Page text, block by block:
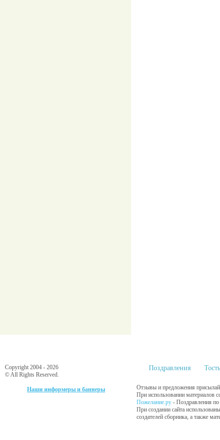
Copyright 2004 - 2026
© All Rights Reserved.
Наши информеры и баннеры
Поздравления
Отзывы и предложения
При использовании материалов
Пожелание.ру - Поздравления
При создании сайта
создателей сборника, а также